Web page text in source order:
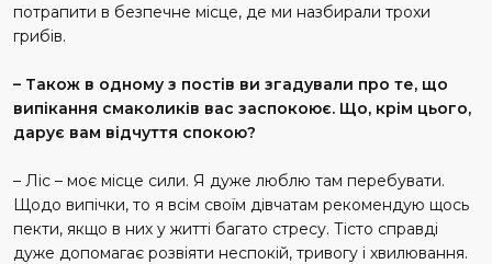
потрапити в безпечне місце, де ми назбирали трохи
грибів.
– Також в одному з постів ви згадували про те, що
випікання смаколиків вас заспокоює. Що, крім цього,
дарує вам відчуття спокою?
– Ліс – моє місце сили. Я дуже люблю там перебувати.
Щодо випічки, то я всім своїм дівчатам рекомендую щось
пекти, якщо в них у житті багато стресу. Тісто справді
дуже допомагає розвіяти неспокій, тривогу і хвилювання.